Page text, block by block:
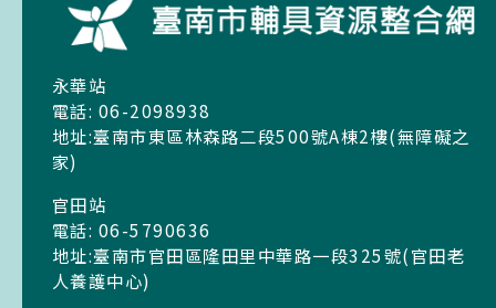
永華站
電話: 06-2098938
地址:臺南市東區林森路二段500號A棟2樓(無障礙之
家)
官田站
電話: 06-5790636
地址:臺南市官田區隆田里中華路一段325號(官田老
人養護中心)